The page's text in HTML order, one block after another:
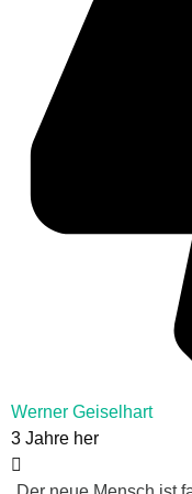
Werner Geiselhart
3 Jahre her